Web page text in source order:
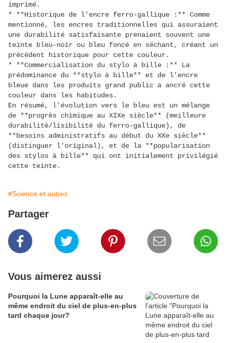
imprimé.
* **Historique de l'encre ferro-gallique :** Comme
mentionné, les encres traditionnelles qui assuraient
une durabilité satisfaisante prenaient souvent une
teinte bleu-noir ou bleu foncé en séchant, créant un
précédent historique pour cette couleur.
* **Commercialisation du stylo à bille :** La
prédominance du **stylo à bille** et de l'encre
bleue dans les produits grand public a ancré cette
couleur dans les habitudes.
En résumé, l'évolution vers le bleu est un mélange
de **progrès chimique au XIXe siècle** (meilleure
durabilité/lisibilité du ferro-gallique), de
**besoins administratifs au début du XXe siècle**
(distinguer l'original), et de la **popularisation
des stylos à bille** qui ont initialement privilégié
cette teinte.
#Science et autres
Partager
Vous aimerez aussi
Pourquoi la Lune apparaît-elle au
même endroit du ciel de plus-en-plus
tard chaque jour?